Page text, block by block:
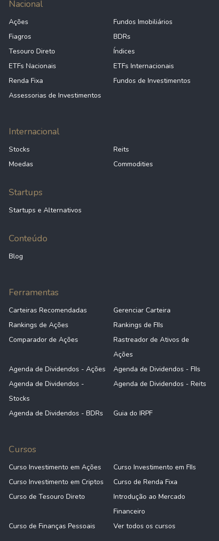
Nacional
Ações
Fundos Imobiliários
Fiagros
BDRs
Tesouro Direto
Índices
ETFs Nacionais
ETFs Internacionais
Renda Fixa
Fundos de Investimentos
Assessorias de Investimentos
Internacional
Stocks
Reits
Moedas
Commodities
Startups
Startups e Alternativos
Conteúdo
Blog
Ferramentas
Carteiras Recomendadas
Gerenciar Carteira
Rankings de Ações
Rankings de FIIs
Comparador de Ações
Rastreador de Ativos de
Ações
Agenda de Dividendos - Ações
Agenda de Dividendos - FIIs
Agenda de Dividendos -
Stocks
Agenda de Dividendos - Reits
Agenda de Dividendos - BDRs Guia do IRPF
Cursos
Curso Investimento em Ações
Curso Investimento em FIIs
Curso Investimento em Criptos
Curso de Renda Fixa
Curso de Tesouro Direto
Introdução ao Mercado
Financeiro
Curso de Finanças Pessoais
Ver todos os cursos